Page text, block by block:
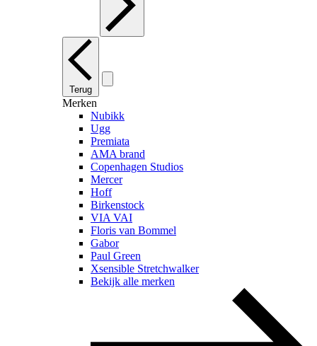
Terug
Merken
Nubikk
Ugg
Premiata
AMA brand
Copenhagen Studios
Mercer
Hoff
Birkenstock
VIA VAI
Floris van Bommel
Gabor
Paul Green
Xsensible Stretchwalker
Bekijk alle merken